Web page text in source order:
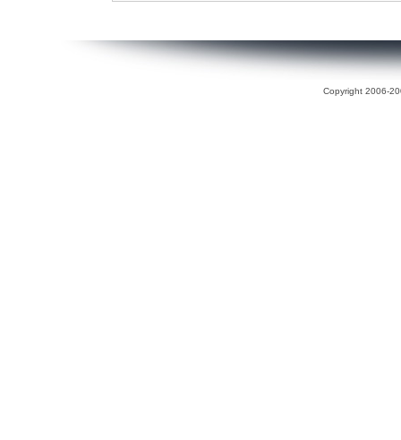
Copyright 2006-